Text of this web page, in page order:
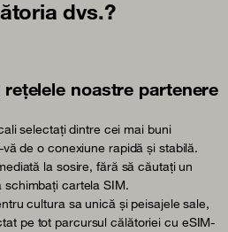
dvs.?
noastre partenere
selectați dintre cei mai buni
de o conexiune rapidă și stabilă.
la sosire, fără să căutați un
cartela SIM.
cultura sa unică și peisajele sale,
pe tot parcursul călătoriei cu eSIM-